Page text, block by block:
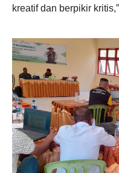
kreatif dan berpikir